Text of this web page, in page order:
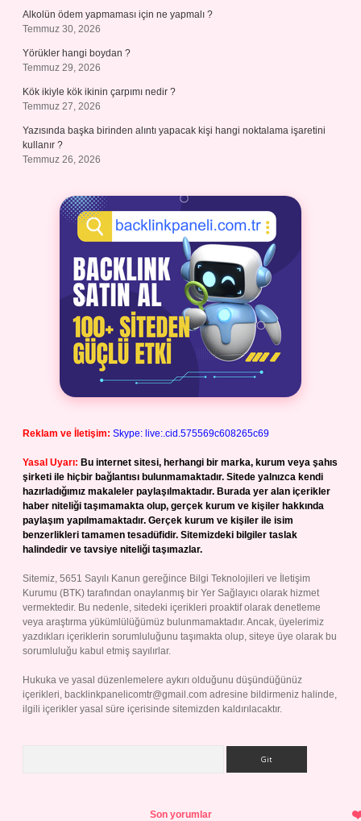
Alkolün ödem yapmaması için ne yapmalı ?
Temmuz 30, 2026
Yörükler hangi boydan ?
Temmuz 29, 2026
Kök ikiyle kök ikinin çarpımı nedir ?
Temmuz 27, 2026
Yazısında başka birinden alıntı yapacak kişi hangi noktalama işaretini
kullanır ?
Temmuz 26, 2026
Reklam ve İletişim: Skype: live:.cid.575569c608265c69
Yasal Uyarı: Bu internet sitesi, herhangi bir marka, kurum veya şahıs
şirketi ile hiçbir bağlantısı bulunmamaktadır. Sitede yalnızca kendi
hazırladığımız makaleler paylaşılmaktadır. Burada yer alan içerikler
haber niteliği taşımamakta olup, gerçek kurum ve kişiler hakkında
paylaşım yapılmamaktadır. Gerçek kurum ve kişiler ile isim
benzerlikleri tamamen tesadüfidir. Sitemizdeki bilgiler taslak
halindedir ve tavsiye niteliği taşımazlar.
Sitemiz, 5651 Sayılı Kanun gereğince Bilgi Teknolojileri ve İletişim
Kurumu (BTK) tarafından onaylanmış bir Yer Sağlayıcı olarak hizmet
vermektedir. Bu nedenle, sitedeki içerikleri proaktif olarak denetleme
veya araştırma yükümlülüğümüz bulunmamaktadır. Ancak, üyelerimiz
yazdıkları içeriklerin sorumluluğunu taşımakta olup, siteye üye olarak bu
sorumluluğu kabul etmiş sayılırlar.
Hukuka ve yasal düzenlemelere aykırı olduğunu düşündüğünüz
içerikleri, backlinkpanelicomtr@gmail.com adresine bildirmeniz halinde,
ilgili içerikler yasal süre içerisinde sitemizden kaldırılacaktır.
Son yorumlar